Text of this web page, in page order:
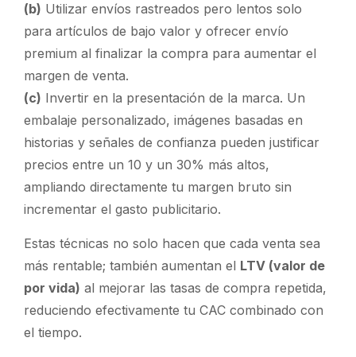
(b) Utilizar envíos rastreados pero lentos solo
para artículos de bajo valor y ofrecer envío
premium al finalizar la compra para aumentar el
margen de venta.
(c) Invertir en la presentación de la marca. Un
embalaje personalizado, imágenes basadas en
historias y señales de confianza pueden justificar
precios entre un 10 y un 30% más altos,
ampliando directamente tu margen bruto sin
incrementar el gasto publicitario.
Estas técnicas no solo hacen que cada venta sea
más rentable; también aumentan el LTV (valor de
por vida) al mejorar las tasas de compra repetida,
reduciendo efectivamente tu CAC combinado con
el tiempo.